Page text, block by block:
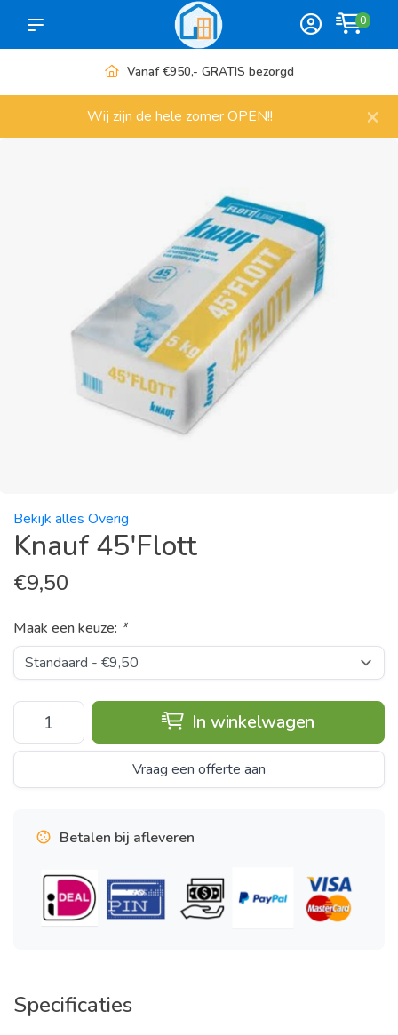
0
Vanaf €950,- GRATIS bezorgd
Wij zijn de hele zomer OPEN!! ×
Bekijk alles Overig
Knauf 45'Flott
€9,50
Maak een keuze: *
In winkelwagen
Vraag een offerte aan
Betalen bij afleveren
Specificaties